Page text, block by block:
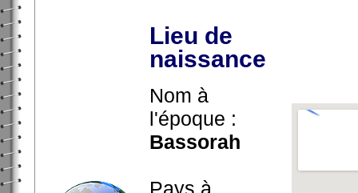
Lieu de
naissance
Nom à
l'époque :
Bassorah
Pays à